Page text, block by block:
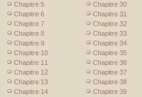
Chapitre 5
Chapitre 6
Chapitre 7
Chapitre 8
Chapitre 9
Chapitre 10
Chapitre 11
Chapitre 12
Chapitre 13
Chapitre 14
Chapitre 30
Chapitre 31
Chapitre 32
Chapitre 33
Chapitre 34
Chapitre 35
Chapitre 36
Chapitre 37
Chapitre 38
Chapitre 39